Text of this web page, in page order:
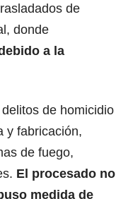
de
donde
a la
de homicidio
y fabricación,
de fuego,
El procesado no
medida de